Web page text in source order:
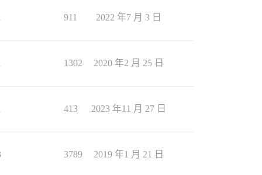
911 2022 年7 月 3 日
1302 2020 年2 月 25 日
413 2023 年11 月 27 日
3789 2019 年1 月 21 日